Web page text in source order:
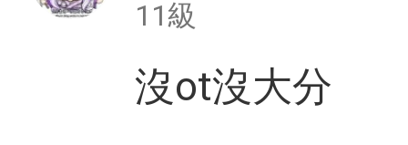
11級
沒ot沒大分